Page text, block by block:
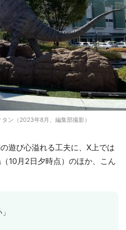
ン（2023年8月、編集部撮影）
遊び心溢れる工夫に、X上では
10月2日夕時点）のほか、こん